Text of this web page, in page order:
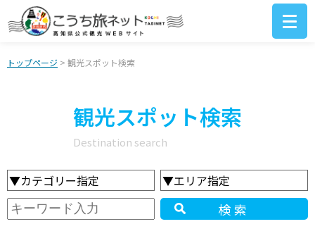
トップページ > 観光スポット検索
観光スポット検索
Destination search
▼カテゴリー指定 ▼エリア指定
検索